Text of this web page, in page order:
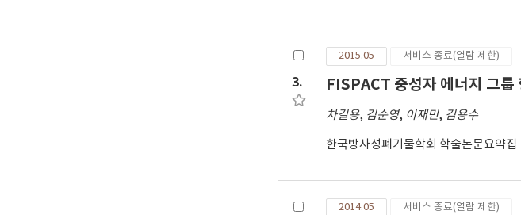
3.
2015.05 서비스 종료(열람 제한)
FISPACT 중성자 에너지 그룹
차길용, 김순영, 이재민, 김용수
한국방사성폐기물학회 학술논문요약집
2014.05 서비스 종료(열람 제한)